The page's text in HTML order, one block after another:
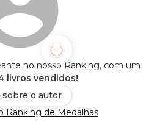
no nosso Ranking, com um
livros vendidos!
sobre o autor
Ranking de Medalhas